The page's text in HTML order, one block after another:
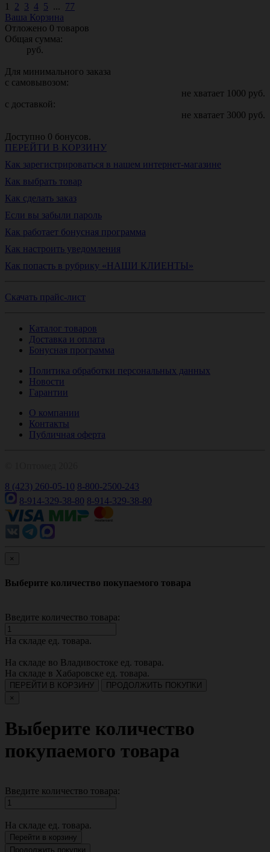
1 2 3 4 5 ... 77
Ваша Корзина
Отложено 0 товаров
Общая сумма:
руб.
Для минимального заказа
с самовывозом:
не хватает 1000 руб.
с доставкой:
не хватает 3000 руб.
Доступно 0 бонусов.
ПЕРЕЙТИ В КОРЗИНУ
Как зарегистрироваться в нашем интернет-магазине
Как выбрать товар
Как сделать заказ
Если вы забыли пароль
Как работает бонусная программа
Как настроить уведомления
Как попасть в рубрику «НАШИ КЛИЕНТЫ»
Скачать прайс-лист
Каталог товаров
Доставка и оплата
Бонусная программа
Политика обработки персональных данных
Новости
Гарантии
О компании
Контакты
Публичная оферта
8 (423) 260-05-10 8-800-2500-243
8-914-329-38-80 8-914-329-38-80
×
Выберите количество покупаемого товара
Введите количество товара:
На складе ед. товара.
На складе во Владивостоке ед. товара.
На складе в Хабаровске ед. товара.
ПЕРЕЙТИ В КОРЗИНУ
ПРОДОЛЖИТЬ ПОКУПКИ
×
Выберите количество
покупаемого товара
Введите количество товара:
На складе ед. товара.
Перейти в корзину
Продолжить покупки